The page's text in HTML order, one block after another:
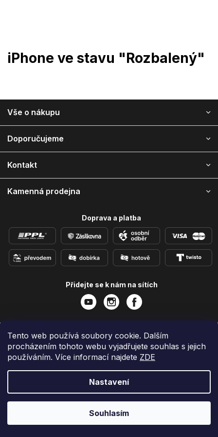
Tento web používá soubory cookie. Dalším
procházením tohoto webu vyjadřujete souhlas s jejich
používáním. Více informací najdete ZDE
Nastavení
Souhlasím
iPhone ve stavu "Rozbalený"
Z
í
Vše o nákupu
Doporučujeme
Kontakt
Kamenná prodejna
Doprava a platba
Přidejte se k nám na sítích
Vytvořil Shoptet
Copyright 2026e-shop iPhoneLab.cz. Všechna práva
vyhrazena.